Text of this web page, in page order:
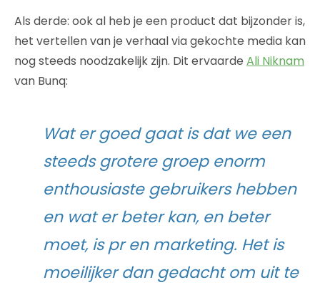
Als derde: ook al heb je een product dat bijzonder is,
het vertellen van je verhaal via gekochte media kan
nog steeds noodzakelijk zijn. Dit ervaarde Ali Niknam
van Bunq:
Wat er goed gaat is dat we een
steeds grotere groep enorm
enthousiaste gebruikers hebben
en wat er beter kan, en beter
moet, is pr en marketing. Het is
moeilijker dan gedacht om uit te